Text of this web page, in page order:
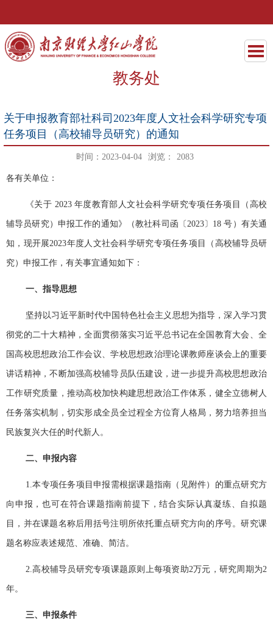
教务处
关于申报教育部社科司2023年度人文社会科学研究专项
任务项目（高校辅导员研究）的通知
时间：2023-04-04 浏览： 2083
各有关单位：
《关于 2023 年度教育部人文社会科学研究专项任务项目（高校
辅导员研究）申报工作的通知》（教社科司函〔 2023 〕 18号）有关通
知，现开展2023年度人文社会科学研究专项任务项目（高校辅导员研
究）申报工作 ， 有关事宜通知如下：
一、指导思想
坚持以习近平新时代中国特色社会主义思想为指导，深入学习贯
彻党的二十大精神，全面贯彻落实习近平总书记在全国教育大会、全
国高校思想政治工作会议、学校思想政治理论课教师座谈会上的重要
讲话精神，不断加强高校辅导员队伍建设，进一步提升高校思想政治
工作研究质量，推动高校加快构建思想政治工作体系，健全立德树人
任务落实机制，切实形成全员全过程全方位育人格局，努力培养担当
民族复兴大任的时代新人。
二、申报内容
1.本专项任务项目申报需根据课题指南（见附件）的重点研究方
向申报，也可在符合课题指南前提下，结合实际认真凝练、自拟题
目，并在课题名称后用括号注明所依托重点研究方向的序号。研究课
题名称应表述规范、准确、简洁。
2.高校辅导员研究专项课题原则上每项资助2万元，研究周期为2
年。
三、申报条件